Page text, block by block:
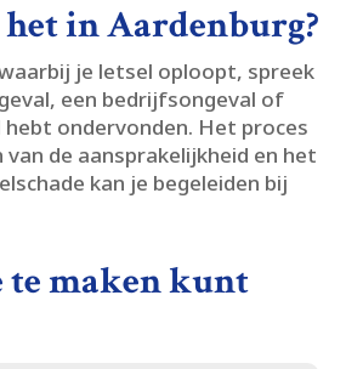
in Aardenburg?
je letsel oploopt, spreek
een bedrijfsongeval of
ondervonden.​ Het proces
de aansprakelijkheid en het
kan je begeleiden bij
te maken kunt